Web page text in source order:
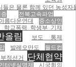
들은 물론 함께 있던 농
전북고속파업
름다운연대
중소상인
학교폭력 학생부 기재
올림
보도 통제
발레오만도 월드컵
부정선거 단체협약
터넷실명제
시국회의